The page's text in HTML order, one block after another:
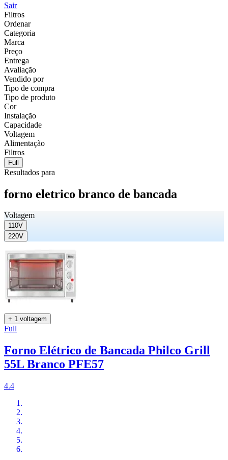
Sair
Filtros
Ordenar
Categoria
Marca
Preço
Entrega
Avaliação
Vendido por
Tipo de compra
Tipo de produto
Cor
Instalação
Capacidade
Voltagem
Alimentação
Filtros
Full
Resultados para
forno eletrico branco de bancada
Voltagem
110V
220V
+ 1 voltagem
Full
Forno Elétrico de Bancada Philco Grill
55L Branco PFE57
4.4